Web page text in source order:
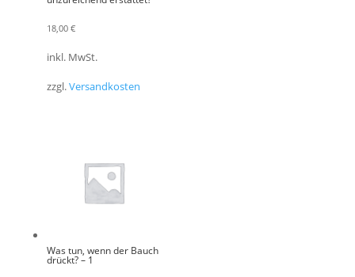
18,00 €
inkl. MwSt.
zzgl.Versandkosten
Was tun, wenn der Bauch
drückt? – 1